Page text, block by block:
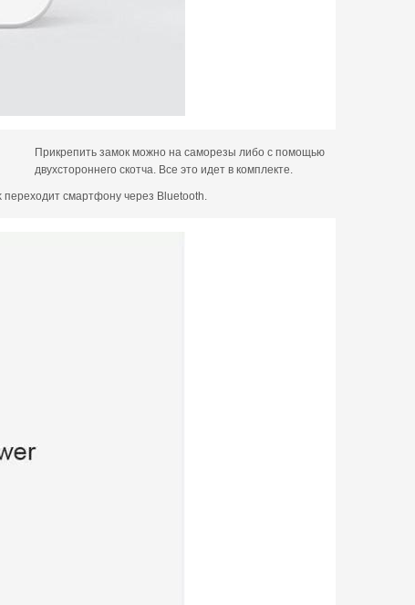
Прикрепить замок можно на саморезы либо с помощью
двухстороннего скотча. Все это идет в комплекте.
смартфону через Bluetooth.